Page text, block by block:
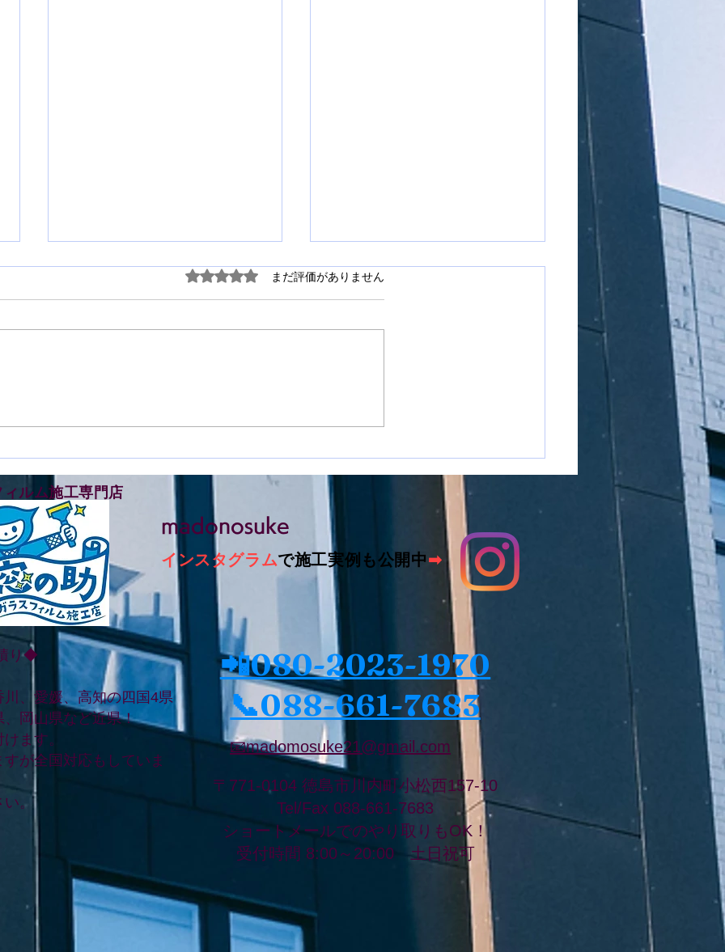
5つ星のうち0と評価されています。
まだ評価がありません
ルム施工専門店
madonosuke
インスタグラムで施工実例も公開中➡
り◆
、愛媛、高知の四国4県
岡山県など近県！
ます。
が全国対応もしていま
い。
📲080-2023-1970
📞088-661-7683
📧madomosuke21@gmail.com
〒771-0104 徳島市川内町小松西157-10
Tel/Fax 088-661-7683
ショートメールでのやり取りもOK！
受付時間 8:00～20:00 土日祝可